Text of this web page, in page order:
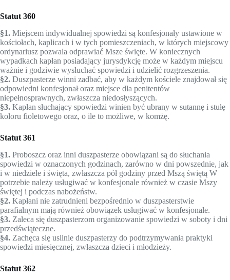
Statut 360
§1. Miejscem indywidualnej spowiedzi są konfesjonały usta­wione w
kościołach, kaplicach i w tych pomieszczeniach, w których miejscowy
ordynariusz pozwala odprawiać Msze święte. W koniecznych
wypadkach kapłan posiadający jurysdyk­cję może w każdym miejscu
ważnie i godziwie wysłuchać spowiedzi i udzielić rozgrzeszenia.
§2. Duszpasterze winni zadbać, aby w każdym kościele znajdował się
odpowiedni konfesjonał oraz miejsce dla peniten­tów
niepełnosprawnych, zwłaszcza niedosłyszących.
§3. Kapłan słuchający spowiedzi winien być ubrany w sutannę i stułę
koloru fioletowego oraz, o ile to możliwe, w komżę.
Statut 361
§1. Proboszcz oraz inni duszpasterze obowiązani są do słu­chania
spowiedzi w oznaczonych godzinach, zarówno w dni po­wszednie, jak
i w niedziele i święta, zwłaszcza pół godziny przed Mszą świętą W
potrzebie należy usługiwać w konfesjonale rów­nież w czasie Mszy
świętej i podczas nabożeństw.
§2. Kapłani nie zatrudnieni bezpośrednio w duszpasterstwie
parafialnym mają również obowiązek usługiwać w konfesjonale.
§3. Zaleca się duszpasterzom organizowanie spowiedzi w soboty i dni
przedświąteczne.
§4. Zachęca się usilnie duszpasterzy do podtrzymywania praktyki
spowiedzi miesięcznej, zwłaszcza dzieci i młodzieży.
Statut 362